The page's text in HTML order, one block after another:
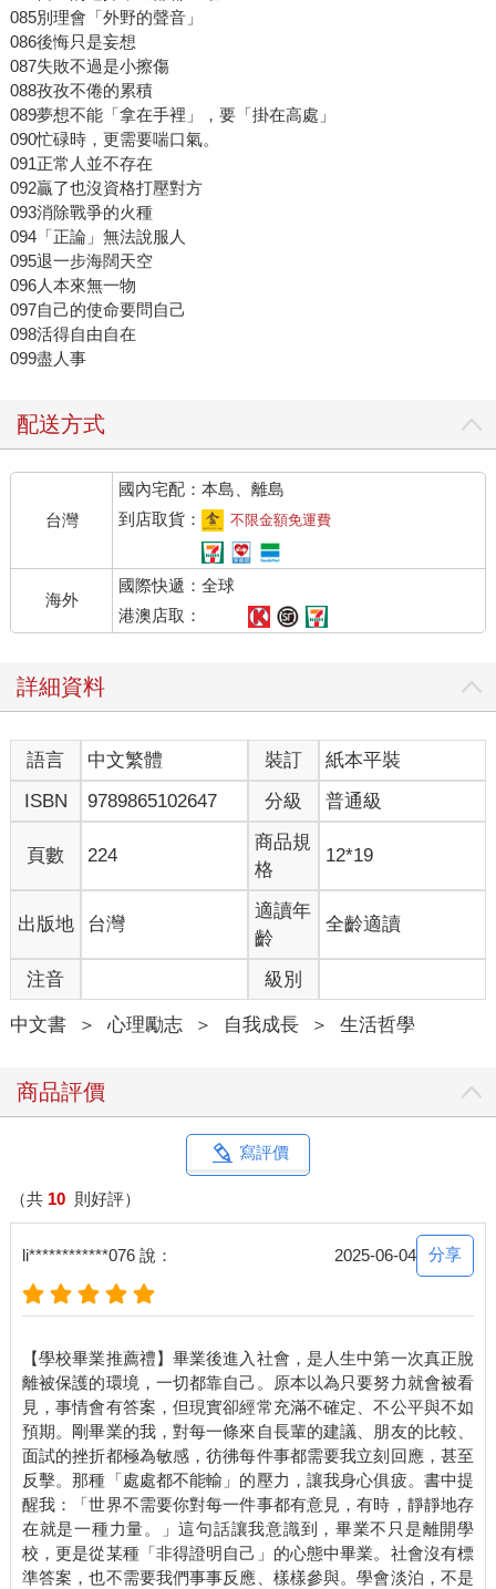
085別理會「外野的聲音」
086後悔只是妄想
087失敗不過是小擦傷
088孜孜不倦的累積
089夢想不能「拿在手裡」，要「掛在高處」
090忙碌時，更需要喘口氣。
091正常人並不存在
092贏了也沒資格打壓對方
093消除戰爭的火種
094「正論」無法說服人
095退一步海闊天空
096人本來無一物
097自己的使命要問自己
098活得自由自在
099盡人事
配送方式
台灣
國內宅配：本島、離島
到店取貨：
不限金額免運費
海外
國際快遞：全球
港澳店取：
詳細資料
語言 中文繁體 裝訂
紙本平裝
ISBN
9789865102647 分級 普通級
頁數 224
商品規
格
12*19
出版地 台灣
適讀年
齡
全齡適讀
注音 級別
中文書 ＞ 心理勵志 ＞ 自我成長 ＞ 生活哲學
商品評價
寫評價
（共 10 則好評）
li************076 說： 2025-06-04 分享
【學校畢業推薦禮】畢業後進入社會，是人生中第一次真正脫
離被保護的環境，一切都靠自己。原本以為只要努力就會被看
見，事情會有答案，但現實卻經常充滿不確定、不公平與不如
預期。剛畢業的我，對每一條來自長輩的建議、朋友的比較、
面試的挫折都極為敏感，彷彿每件事都需要我立刻回應，甚至
反擊。那種「處處都不能輸」的壓力，讓我身心俱疲。書中提
醒我：「世界不需要你對每一件事都有意見，有時，靜靜地存
在就是一種力量。」這句話讓我意識到，畢業不只是離開學
校，更是從某種「非得證明自己」的心態中畢業。社會沒有標
準答案，也不需要我們事事反應、樣樣參與。學會淡泊，不是